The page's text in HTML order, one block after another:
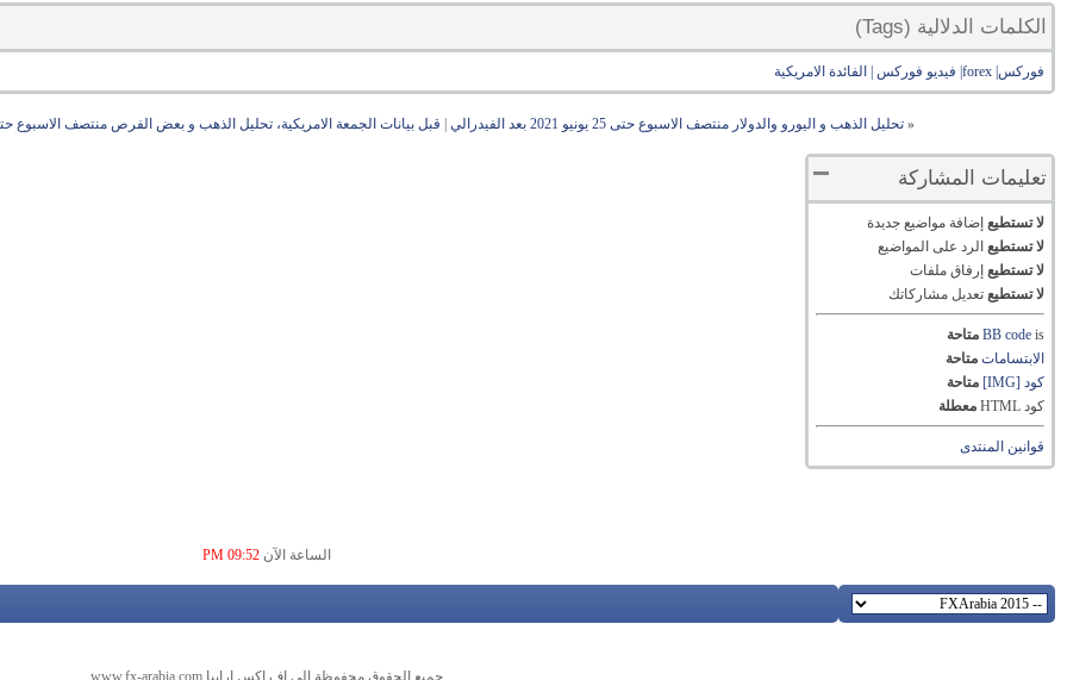
الكلمات الدلالية (Tags)
فوركس| forex| فيديو فوركس | الفائدة الامريكية
« تحليل الذهب و اليورو والدولار منتصف الاسبوع حتى 25 يونيو 2021 بعد الفيدرالي قبل بيانات الجمعة الامريكية، تحليل الذهب و بعض الفرص منتصف الاسبوع حتى 2 يوليو
تعليمات المشاركة
لا تستطيع إضافة مواضيع جديدة
لا تستطيع الرد على المواضيع
لا تستطيع إرفاق ملفات
لا تستطيع تعديل مشاركاتك
BB codeis
متاحة
الابتسامات متاحة
كود [IMG]
متاحة
كود HTML
معطلة
قوانين المنتدى
الساعة الآن 09:52 PM
جميع الحقوق محفوظة الى اف اكس ارابيا www.fx-arabia.com